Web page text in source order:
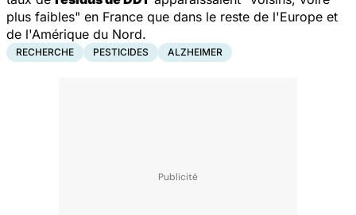
plus faibles" en France que dans le reste de l'Europe et
de l'Amérique du Nord.
RECHERCHE PESTICIDES ALZHEIMER